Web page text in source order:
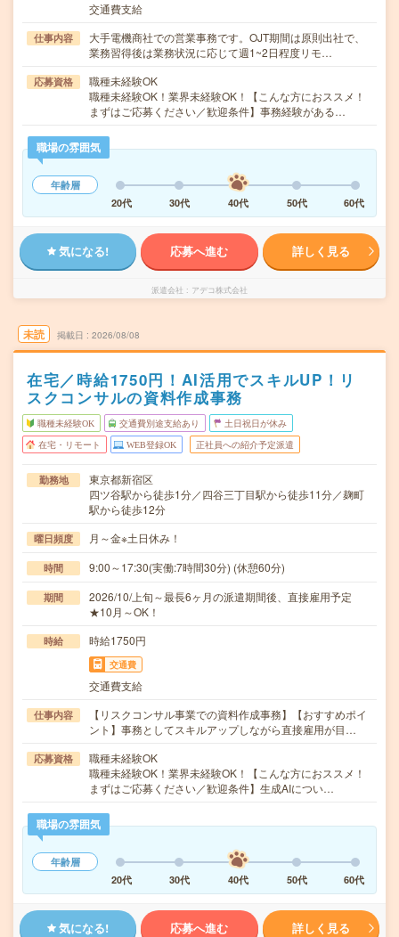
交通費支給
仕事内容
大手電機商社での営業事務です。OJT期間は原則出社で、
業務習得後は業務状況に応じて週1~2日程度リモ…
応募資格
職種未経験OK
職種未経験OK！業界未経験OK！【こんな方におススメ！
まずはご応募ください／歓迎条件】事務経験がある…
職場の雰囲気
年齢層
20代
30代 40代 50代 60代
気になる! 応募へ進む 詳しく見る
派遣会社 アデコ株式会社
未読 掲載日 2026/08/08
在宅／時給1750円！AI活用でスキルUP！リ
スクコンサルの資料作成事務
職種未経験OK 交通費別途支給あり 土日祝日が休み
在宅・リモート WEB登録OK 正社員への紹介予定派遣
勤務地
東京都新宿区
四ツ谷駅から徒歩1分／四谷三丁目駅から徒歩11分／麹町
駅から徒歩12分
曜日頻度 月～金※土日休み！
時間 9:00～17:30(実働:7時間30分) (休憩60分)
期間
2026/10/上旬～最長6ヶ月の派遣期間後、直接雇用予定
★10月～OK！
時給 時給1750円
交通費
交通費支給
仕事内容
【リスクコンサル事業での資料作成事務】【おすすめポイ
ント】事務としてスキルアップしながら直接雇用が目…
応募資格
職種未経験OK
職種未経験OK！業界未経験OK！【こんな方におススメ！
まずはご応募ください／歓迎条件】生成AIについ…
職場の雰囲気
年齢層
20代
30代 40代 50代 60代
気になる! 応募へ進む 詳しく見る